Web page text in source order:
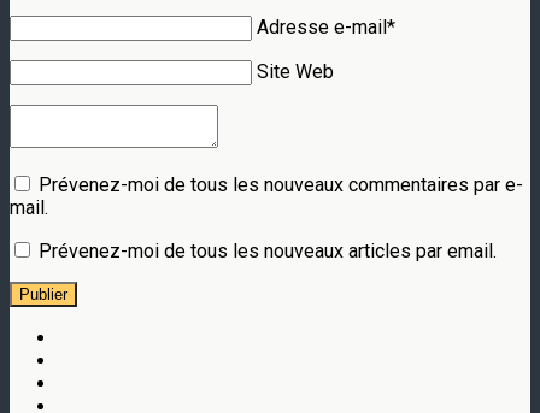
Adresse e-mail*
Site Web
Prévenez-moi de tous les nouveaux commentaires par e-
mail.
Prévenez-moi de tous les nouveaux articles par email.
Publier